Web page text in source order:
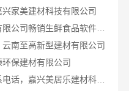
家美建材科技有限公司
湖北省惠物电子商务有限公司畅销生鲜食品软件功能解析
南至高新型建材有限公司
保建材有限公司
家庭装潢透明报价联系电话，嘉兴美居乐建材科技有限公司